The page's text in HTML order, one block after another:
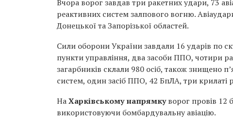
Вчора ворог завдав три ракетних удари, 73
реактивних систем залпового вогню.
Донецької та Запорізької областей.
Сили оборони України завдали 16 ударів по
пункти управління, два засоби ППО, чотири
загарбників склали 980 осіб, також знищено
систем, один засіб ППО, 42 БпЛА, три крилаті
НаХарківському напрямкуворог провів 12
використовуючи бомбардувальну авіацію.